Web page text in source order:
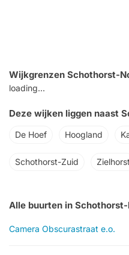
Wijkgrenzen Schothorst-
loading...
Deze wijken liggen naast
De Hoef Hoogland
Schothorst-Zuid Zielhorst
Alle buurten in
Camera Obscurastraat e.o.